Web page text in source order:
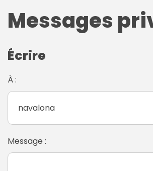
Messages
Écrire
À :
Message :